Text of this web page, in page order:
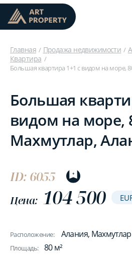
Главная Продажа недвижимости
Квартира
Большая квартира 1+1 с видом на море,
Большая
видом на море,
Махмутлар,
ID: 6055
Цена: 104 500
Расположение: Алания, Махмутлар
Площадь: 80 м²